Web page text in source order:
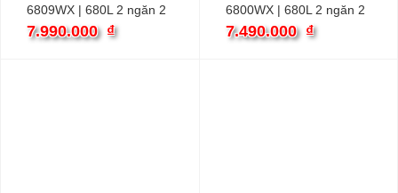
6809WX | 680L 2 ngăn 2
cánh
7.990.000 ₫
6800WX | 680L 2 ngăn 2
cánh
7.490.000 ₫